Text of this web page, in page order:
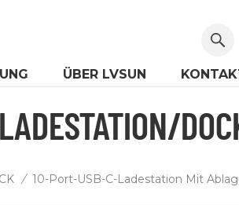
ÜBER LVSUN
/ 10-Port-USB-C-Ladestation Mit